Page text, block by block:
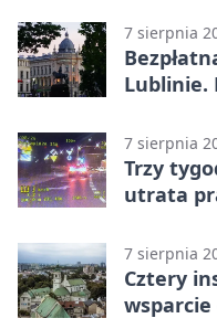
7 sierpnia
Lublinie.
7 sierpnia
Trzy
utrata
7 sierpnia
Cztery
wsparcie